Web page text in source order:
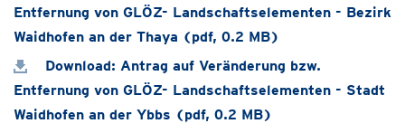
Entfernung von GLÖZ- Landschaftselementen - Bezirk
Waidhofen an der Thaya (pdf, 0.2 MB)
Download: Antrag auf Veränderung bzw.
Entfernung von GLÖZ- Landschaftselementen - Stadt
Waidhofen an der Ybbs (pdf, 0.2 MB)